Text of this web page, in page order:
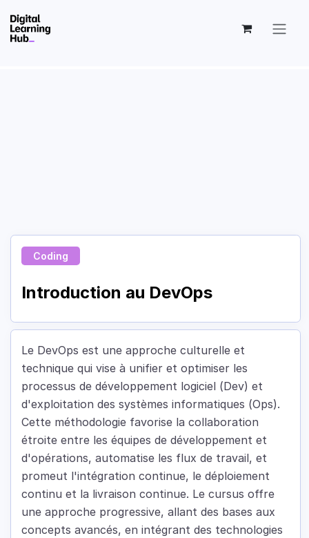
Coding
Introduction au DevOps
Le DevOps est une approche culturelle et
technique qui vise à unifier et optimiser les
processus de développement logiciel (Dev) et
d'exploitation des systèmes informatiques (Ops).
Cette méthodologie favorise la collaboration
étroite entre les équipes de développement et
d'opérations, automatise les flux de travail, et
promeut l'intégration continue, le déploiement
continu et la livraison continue. Le cursus offre
une approche progressive, allant des bases aux
concepts avancés, en intégrant des technologies